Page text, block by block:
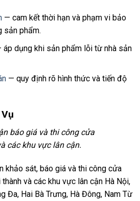
— cam kết thời hạn và phạm vi bảo
sản phẩm.
áp dụng khi sản phẩm lỗi từ nhà sản
— quy định rõ hình thức và tiến độ
báo giá và thi công cửa
các khu vực lân cận.
khảo sát, báo giá và thi công cửa
và các khu vực lân cận Hà Nội,
Đa, Hai Bà Trưng, Hà Đông, Nam Từ